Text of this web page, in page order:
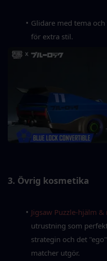
Glidare med tema
för extra stil.
3. Övrig kosmetika
Jigsaw Puzzle-hjälm &
utrustning som
strategin och det
matcher utgör.